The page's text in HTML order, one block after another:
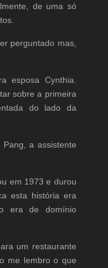
de uma só
perguntado mas,
esposa Cynthia.
sobre a primeira
do lado da
a assistente
em 1973 e durou
esta história era
era de domínio
um restaurante
me lembro o que